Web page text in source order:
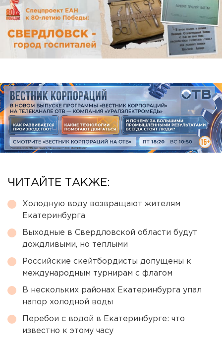
ЧИТАЙТЕ ТАКЖЕ:
Холодную воду возвращают жителям
Екатеринбурга
Выходные в Свердловской области будут
дождливыми, но теплыми
Российские скейтбордисты допущены к
международным турнирам с флагом
В нескольких районах Екатеринбурга упал
напор холодной воды
Перебои с водой в Екатеринбурге: что
известно к этому часу